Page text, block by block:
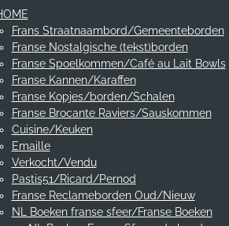
Frans Straatnaambord/Gemeenteborden
Franse Nostalgische (tekst)borden
Franse Spoelkommen/Café au Lait Bowls
Franse Kannen/Karaffen
Franse Kopjes/borden/Schalen
Franse Brocante Raviers/Sauskommen
Cuisine/Keuken
Emaille
Verkocht/Vendu
Pastis51/Ricard/Pernod
Franse Reclameborden Oud/Nieuw
NL Boeken franse sfeer/Franse Boeken